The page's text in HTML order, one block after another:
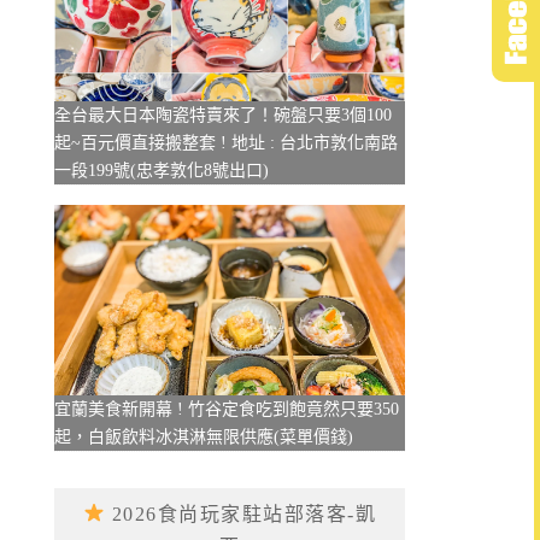
全台最大日本陶瓷特賣來了！碗盤只要3個100
起~百元價直接搬整套 ! 地址 : 台北市敦化南路
一段199號(忠孝敦化8號出口)
宜蘭美食新開幕 ! 竹谷定食吃到飽竟然只要350
起，白飯飲料冰淇淋無限供應(菜單價錢)
2026食尚玩家駐站部落客-凱